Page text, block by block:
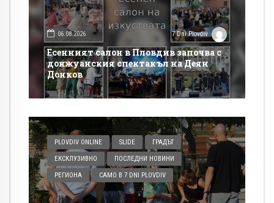
06.08.2026 7 Dni Plovdiv
Есенният салон в Пловдив започва с
донжуанския спектакъл на Деян
Донков
PLOVDIV ONLINE SLIDE ГРАДЪТ
ЕКСКЛУЗИВНО ПОСЛЕДНИ НОВИНИ
РЕГИОНА САМО В 7 DNI PLOVDIV